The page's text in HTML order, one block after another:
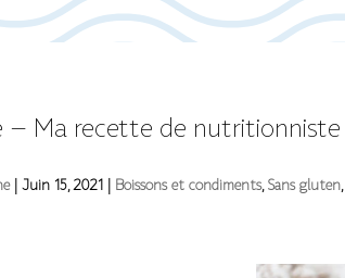
– Ma recette de nutritionniste
|Juin 15, 2021 Boissons et condiments, Sans gluten,